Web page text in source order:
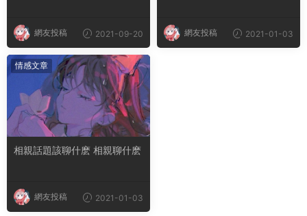
網友投稿 2021-09-20 網友投稿 2021-01-03
情感文章
相親話題該聊什麽 相親聊什麽
網友投稿 2021-01-03